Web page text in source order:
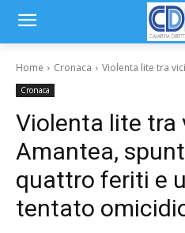
Home Cronaca Violenta lite tra
Cronaca
Violenta lite tra
Amantea,
quattro feriti e
tentato